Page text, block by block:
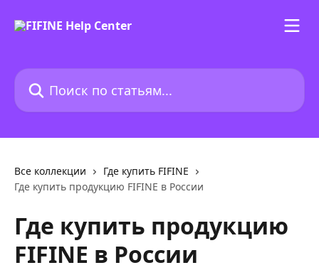
Поиск по статьям...
Все коллекции
Где купить FIFINE
Где купить продукцию FIFINE в России
Где купить продукцию
FIFINE в России